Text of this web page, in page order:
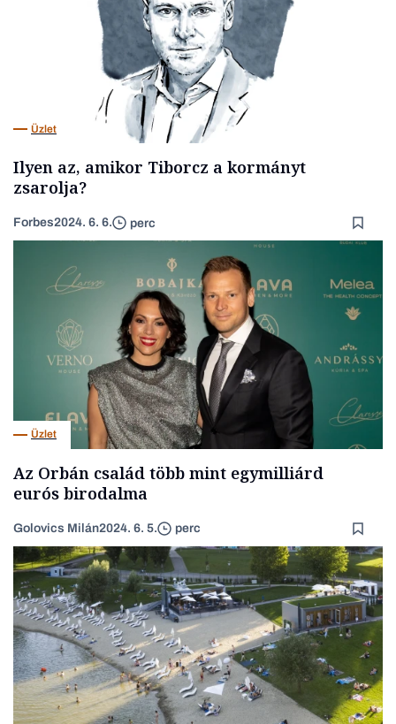
Üzlet
Ilyen az, amikor Tiborcz a kormányt
zsarolja?
Forbes2024. 6. 6. perc
Üzlet
Az Orbán család több mint egymilliárd
eurós birodalma
Golovics Milán2024. 6. 5. perc